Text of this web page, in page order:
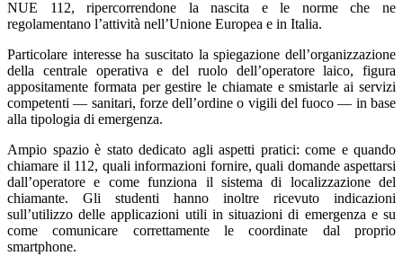
NUE 112, ripercorrendone la nascita e le norme che ne
regolamentano l’attività nell’Unione Europea e in Italia.
Particolare interesse ha suscitato la spiegazione dell’organizzazione
della centrale operativa e del ruolo dell’operatore laico, figura
appositamente formata per gestire le chiamate e smistarle ai servizi
competenti — sanitari, forze dell’ordine o vigili del fuoco — in base
alla tipologia di emergenza.
Ampio spazio è stato dedicato agli aspetti pratici: come e quando
chiamare il 112, quali informazioni fornire, quali domande aspettarsi
dall’operatore e come funziona il sistema di localizzazione del
chiamante. Gli studenti hanno inoltre ricevuto indicazioni
sull’utilizzo delle applicazioni utili in situazioni di emergenza e su
come comunicare correttamente le coordinate dal proprio
smartphone.